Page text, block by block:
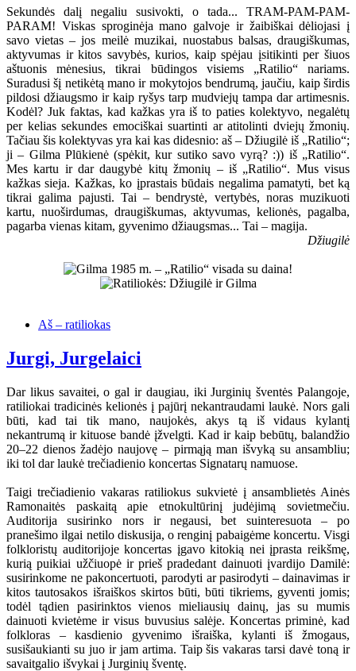
Sekundės dalį negaliu susivokti, o tada... TRAM-PAM-PAM-
PARAM! Viskas sproginėja mano galvoje ir žaibiškai dėliojasi į
savo vietas – jos meilė muzikai, nuostabus balsas, draugiškumas,
aktyvumas ir kitos savybės, kurios, kaip spėjau įsitikinti per šiuos
aštuonis mėnesius, tikrai būdingos visiems „Ratilio“ nariams.
Suradusi šį netikėtą mano ir mokytojos bendrumą, jaučiu, kaip širdis
pildosi džiaugsmo ir kaip ryšys tarp mudviejų tampa dar artimesnis.
Kodėl? Juk faktas, kad kažkas yra iš to paties kolektyvo, negalėtų
per kelias sekundes emociškai suartinti ar atitolinti dviejų žmonių.
Tačiau šis kolektyvas yra kai kas didesnio: aš – Džiugilė iš „Ratilio“;
ji – Gilma Plūkienė (spėkit, kur sutiko savo vyrą? :)) iš „Ratilio“.
Mes kartu ir dar daugybė kitų žmonių – iš „Ratilio“. Mus visus
kažkas sieja. Kažkas, ko įprastais būdais negalima pamatyti, bet ką
tikrai galima pajusti. Tai – bendrystė, vertybės, noras muzikuoti
kartu, nuoširdumas, draugiškumas, aktyvumas, kelionės, pagalba,
pagarba vienas kitam, gyvenimo džiaugsmas... Tai – magija.
Džiugilė
Aš – ratiliokas
Jurgi, Jurgelaici
Dar likus savaitei, o gal ir daugiau, iki Jurginių šventės Palangoje,
ratiliokai tradicinės kelionės į pajūrį nekantraudami laukė. Nors gali
būti, kad tai tik mano, naujokės, akys tą iš vidaus kylantį
nekantrumą ir kituose bandė įžvelgti. Kad ir kaip bebūtų, balandžio
20–22 dienos žadėjo naujovę – pirmąją man išvyką su ansambliu;
iki tol dar laukė trečiadienio koncertas Signatarų namuose.
Taigi trečiadienio vakaras ratiliokus sukvietė į ansamblietės Ainės
Ramonaitės paskaitą apie etnokultūrinį judėjimą sovietmečiu.
Auditorija susirinko nors ir negausi, bet suinteresuota – po
pranešimo ilgai netilo diskusija, o renginį pabaigėme koncertu. Visgi
folkloristų auditorijoje koncertas įgavo kitokią nei įprasta reikšmę,
kurią puikiai užčiuopė ir prieš pradedant dainuoti įvardijo Damilė:
susirinkome ne pakoncertuoti, parodyti ar pasirodyti – dainavimas ir
kitos tautosakos išraiškos skirtos būti, būti tikriems, gyventi jomis;
todėl tądien pasirinktos vienos mieliausių dainų, jas su mumis
dainuoti kvietėme ir visus buvusius salėje. Koncertas priminė, kad
folkloras – kasdienio gyvenimo išraiška, kylanti iš žmogaus,
susišaukianti su juo ir jam artima. Taip šis vakaras tarsi davė toną ir
savaitgalio išvykai į Jurginių šventę.